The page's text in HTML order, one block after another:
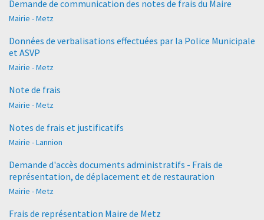
Demande de communication des notes de frais du Maire
Mairie - Metz
Données de verbalisations effectuées par la Police Municipale
et ASVP
Mairie - Metz
Note de frais
Mairie - Metz
Notes de frais et justificatifs
Mairie - Lannion
Demande d'accès documents administratifs - Frais de
représentation, de déplacement et de restauration
Mairie - Metz
Frais de représentation Maire de Metz